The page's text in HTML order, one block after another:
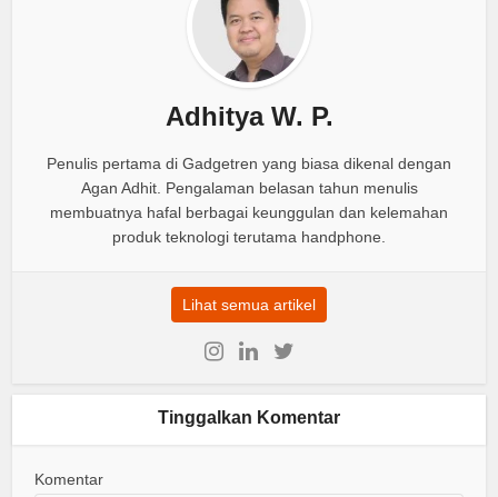
Adhitya W. P.
Penulis pertama di Gadgetren yang biasa dikenal dengan
Agan Adhit. Pengalaman belasan tahun menulis
membuatnya hafal berbagai keunggulan dan kelemahan
produk teknologi terutama handphone.
Lihat semua artikel
Tinggalkan Komentar
Komentar